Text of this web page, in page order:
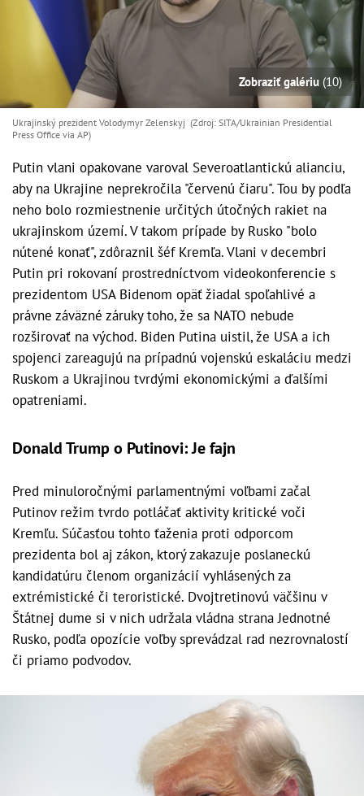
Zobraziť galériu (10)
Ukrajinský prezident Volodymyr Zelenskyj (Zdroj: SITA/Ukrainian Presidential
Press Office via AP)
Putin vlani opakovane varoval Severoatlantickú alianciu,
aby na Ukrajine neprekročila "červenú čiaru". Tou by podľa
neho bolo rozmiestnenie určitých útočných rakiet na
ukrajinskom území. V takom prípade by Rusko "bolo
nútené konať", zdôraznil šéf Kremľa. Vlani v decembri
Putin pri rokovaní prostredníctvom videokonferencie s
prezidentom USA Bidenom opäť žiadal spoľahlivé a
právne záväzné záruky toho, že sa NATO nebude
rozširovať na východ. Biden Putina uistil, že USA a ich
spojenci zareagujú na prípadnú vojenskú eskaláciu medzi
Ruskom a Ukrajinou tvrdými ekonomickými a ďalšími
opatreniami.
Donald Trump o Putinovi: Je fajn
Pred minuloročnými parlamentnými voľbami začal
Putinov režim tvrdo potláčať aktivity kritické voči
Kremľu. Súčasťou tohto ťaženia proti odporcom
prezidenta bol aj zákon, ktorý zakazuje poslaneckú
kandidatúru členom organizácií vyhlásených za
extrémistické či teroristické. Dvojtretinovú väčšinu v
Štátnej dume si v nich udržala vládna strana Jednotné
Rusko, podľa opozície voľby sprevádzal rad nezrovnalostí
či priamo podvodov.